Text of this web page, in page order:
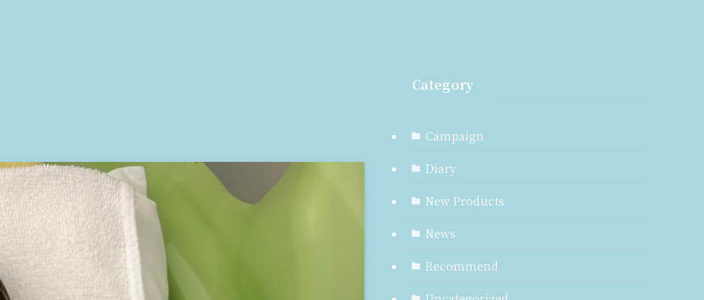
Category
Campaign
Diary
New Products
News
Recommend